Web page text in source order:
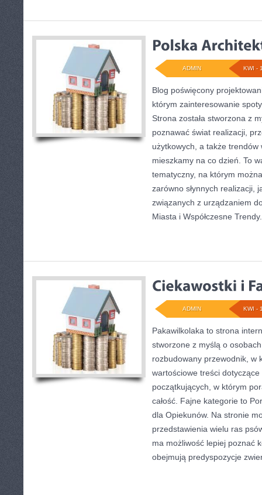
KWI -
ADMIN
Blog poświęcony
którym zainteresowanie
Strona została stworzona z
poznawać świat realizacji,
użytkowych, a także trendów
mieszkamy na co dzień. To
tematyczny, na którym
zarówno słynnych realizacji,
związanych z urządzaniem
Miasta i Współczesne
KWI -
ADMIN
Pakawilkolaka to strona
stworzone z myślą o
rozbudowany przewodnik, w
wartościowe treści
początkujących, w którym
całość. Fajne kategorie to
dla Opiekunów. Na stronie
przedstawienia wielu ras
ma możliwość lepiej poznać
obejmują predyspozycje